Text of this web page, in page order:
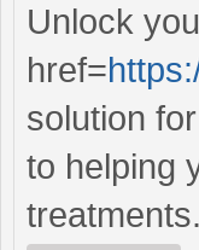
Unlock
href=
solution
to helping